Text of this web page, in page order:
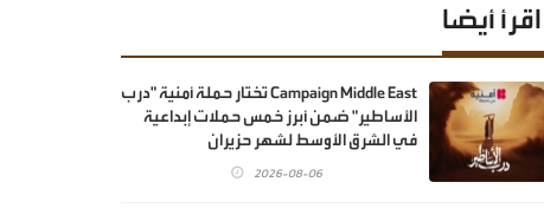
اقرأ أيضا
Campaign Middle East تختار حملة أمنية "درب
الأساطير" ضمن أبرز خمس حملات إبداعية
في الشرق الأوسط لشهر حزيران
2026-08-06